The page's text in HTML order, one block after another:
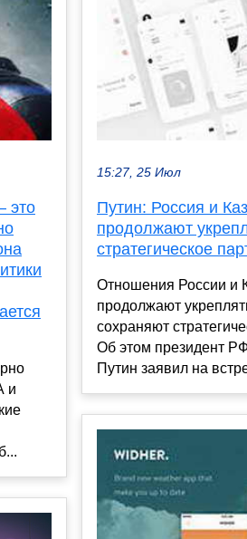
это
и
15:27, 25 Июл
Путин: Россия и
продолжают
стратегическое
Отношения России и
продолжают
сохраняют
Об этом президент
Путин заявил на